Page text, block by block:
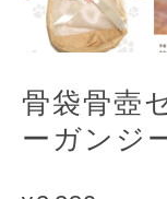
骨袋骨壺
ーガンジ